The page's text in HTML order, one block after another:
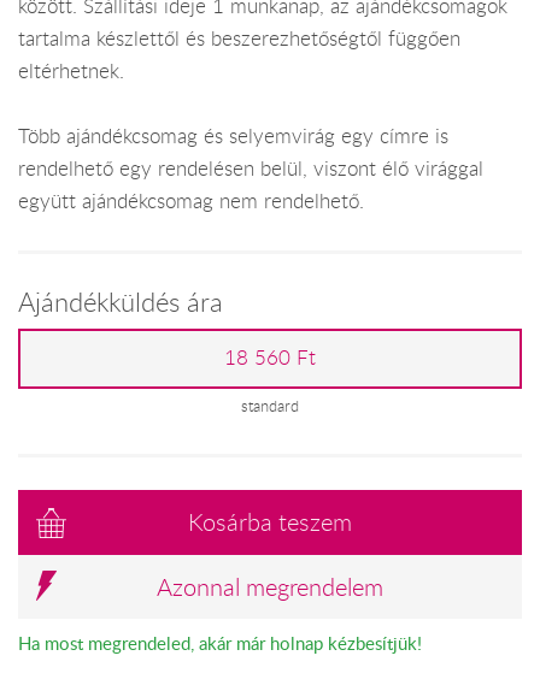
között. Szállítási ideje 1 munkanap, az ajándékcsomagok
tartalma készlettől és beszerezhetőségtől függően
eltérhetnek.
Több ajándékcsomag és selyemvirág egy címre is
rendelhető egy rendelésen belül, viszont élő virággal
együtt ajándékcsomag nem rendelhető.
Ajándékküldés ára
18 560 Ft
standard
Kosárba teszem
Azonnal megrendelem
Ha most megrendeled, akár már holnap kézbesítjük!